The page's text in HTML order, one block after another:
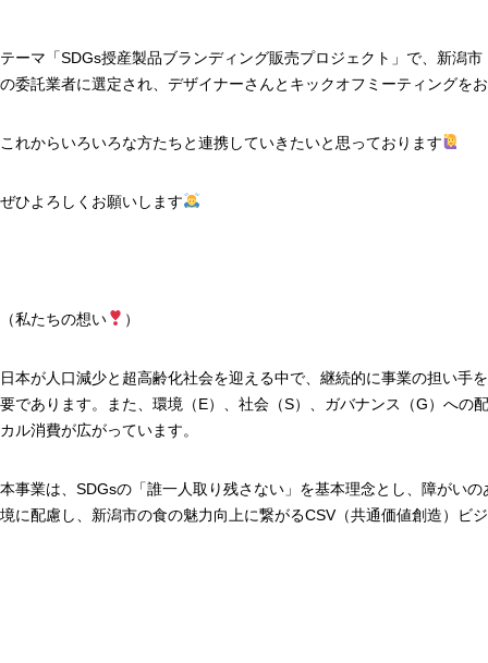
テーマ「SDGs授産製品ブランディング販売プロジェクト」で、新潟
の委託業者に選定され、デザイナーさんとキックオフミーティングを
これからいろいろな方たちと連携していきたいと思っております
ぜひよろしくお願いします
（私たちの想い ）
日本が人口減少と超高齢化社会を迎える中で、継続的に事業の担い手
要であります。また、環境（E）、社会（S）、ガバナンス（G）への
カル消費が広がっています。
本事業は、 SDGsの「誰一人取り残さない」を基本理念とし、障がい
境に配慮し、新潟市の食の魅力向上に繋がるCSV（共通価値創造）ビ